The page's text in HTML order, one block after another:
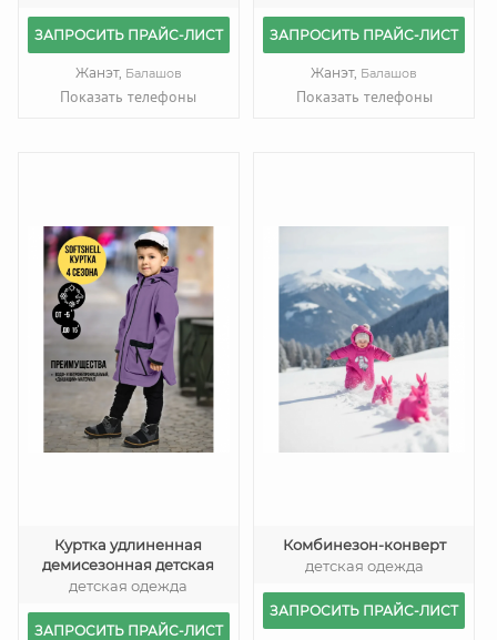
ЗАПРОСИТЬ ПРАЙС-ЛИСТ
Жанэт, Балашов
Показать телефоны
ЗАПРОСИТЬ ПРАЙС-ЛИСТ
Жанэт, Балашов
Показать телефоны
Куртка удлиненная
демисезонная детская
детская одежда
ЗАПРОСИТЬ ПРАЙС-ЛИСТ
Комбинезон-конверт
детская одежда
ЗАПРОСИТЬ ПРАЙС-ЛИСТ